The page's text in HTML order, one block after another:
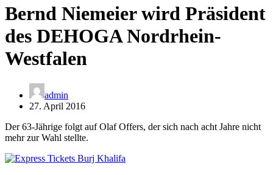
Bernd Niemeier wird Präsident
des DEHOGA Nordrhein-
Westfalen
admin
27. April 2016
Der 63-Jährige folgt auf Olaf Offers, der sich nach acht Jahre nicht
mehr zur Wahl stellte.